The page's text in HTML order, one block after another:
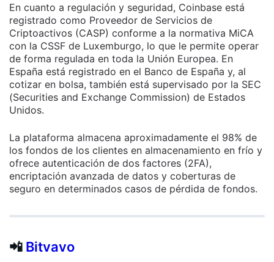
En cuanto a regulación y seguridad, Coinbase está
registrado como Proveedor de Servicios de
Criptoactivos (CASP) conforme a la normativa MiCA
con la CSSF de Luxemburgo, lo que le permite operar
de forma regulada en toda la Unión Europea. En
España está registrado en el Banco de España y, al
cotizar en bolsa, también está supervisado por la SEC
(Securities and Exchange Commission) de Estados
Unidos.
La plataforma almacena aproximadamente el 98% de
los fondos de los clientes en almacenamiento en frío y
ofrece autenticación de dos factores (2FA),
encriptación avanzada de datos y coberturas de
seguro en determinados casos de pérdida de fondos.
📲 Bitvavo